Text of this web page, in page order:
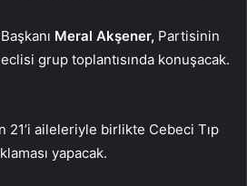
Meral Akşener, Partisinin
grup toplantısında konuşacak.
21’i aileleriyle birlikte Cebeci Tıp
yapacak.